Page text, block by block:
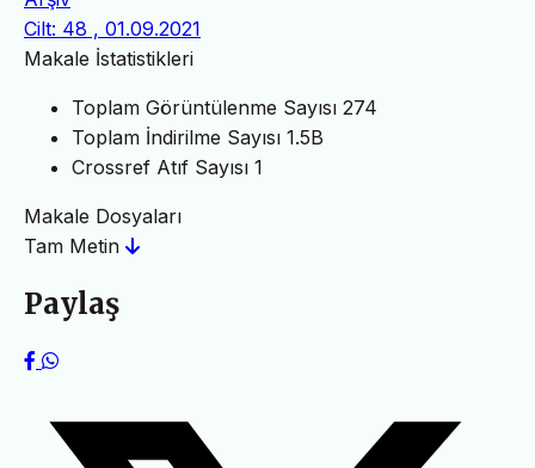
Cilt: 48 , 01.09.2021
Makale İstatistikleri
Toplam Görüntülenme Sayısı 274
Toplam İndirilme Sayısı 1.5B
Crossref Atıf Sayısı 1
Makale Dosyaları
Tam Metin
Paylaş